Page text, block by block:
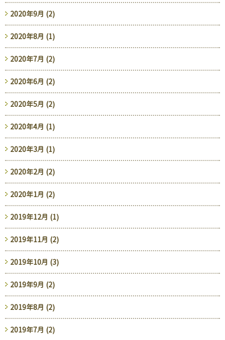
2020年9月 (2)
2020年8月 (1)
2020年7月 (2)
2020年6月 (2)
2020年5月 (2)
2020年4月 (1)
2020年3月 (1)
2020年2月 (2)
2020年1月 (2)
2019年12月 (1)
2019年11月 (2)
2019年10月 (3)
2019年9月 (2)
2019年8月 (2)
2019年7月 (2)